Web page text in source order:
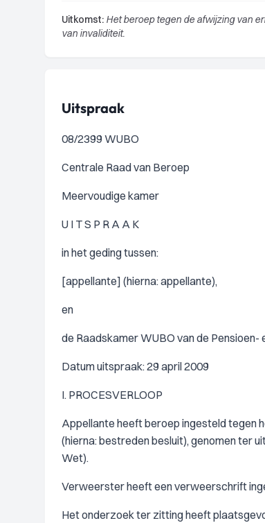
Uitkomst: Het beroep tegen de afwijzing van
van invaliditeit.
Uitspraak
08/2399 WUBO
Centrale Raad van Beroep
Meervoudige kamer
U I T S P R A A K
in het geding tussen:
[appellante] (hierna: appellante),
en
de Raadskamer WUBO van de
Datum uitspraak: 29 april 2009
I. PROCESVERLOOP
Appellante heeft beroep ingesteld tegen
(hierna: bestreden besluit), genomen ter
Wet).
Verweerster heeft een verweerschrift
Het onderzoek ter zitting heeft